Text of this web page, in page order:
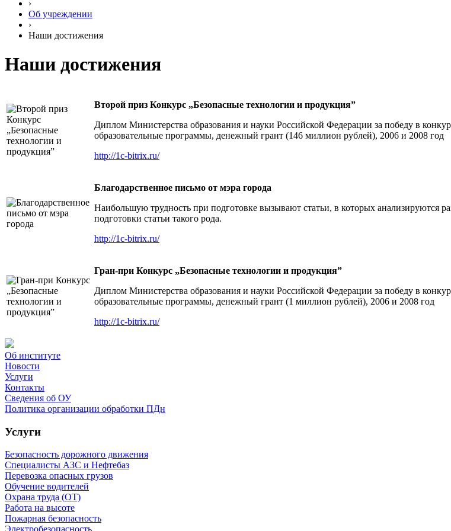
›
Об учреждении
›
Наши достижения
Наши достижения
Второй приз Конкурс „Безопасные технологии и продукция”
Диплом Министерства образования и науки Российской Федерации за победу в
образовательные программы, денежный грант (146 миллион рублей), 2006 и 2008 год
http://1c-bitrix.ru/
Благодарственное письмо от мэра города
Наибольшую трудность при подготовке вызывают статьи, в кото­рых анализируются
подготовки статьи такого рода.
http://1c-bitrix.ru/
Гран-при Конкурс „Безопасные технологии и продукция”
Диплом Министерства образования и науки Российской Федерации за победу в
образовательные программы, денежный грант (1 миллион рублей), 2006 и 2008 год
http://1c-bitrix.ru/
Об институте
Новости
Услуги
Контакты
Сведения об ОУ
Политика организации обработки ПДн
Услуги
Безопасность дорожного движения
Специалисты АЗС и Нефтебаз
Перевозка опасных грузов
Обучение водителей
Охрана труда (ОТ)
Работа на высоте
Пожарная безопасность